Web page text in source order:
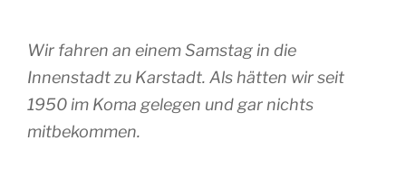
Wir fahren an einem Samstag in die
Innenstadt zu Karstadt. Als hätten wir seit
1950 im Koma gelegen und gar nichts
mitbekommen.